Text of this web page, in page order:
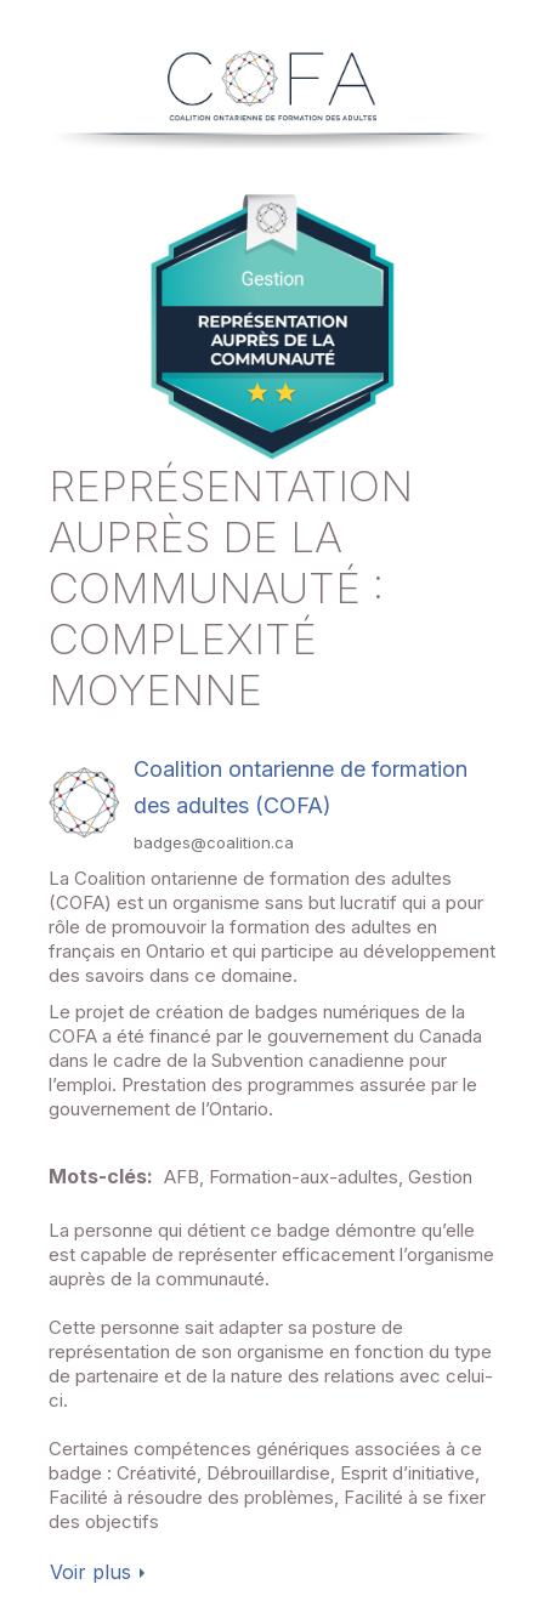
REPRÉSENTATION
AUPRÈS DE LA
COMMUNAUTÉ :
COMPLEXITÉ
MOYENNE
Coalition ontarienne de formation
des adultes (COFA)
badges@coalition.ca
La Coalition ontarienne de formation des adultes
(COFA) est un organisme sans but lucratif qui a pour
rôle de promouvoir la formation des adultes en
français en Ontario et qui participe au développement
des savoirs dans ce domaine.
Le projet de création de badges numériques de la
COFA a été financé par le gouvernement du Canada
dans le cadre de la Subvention canadienne pour
l’emploi. Prestation des programmes assurée par le
gouvernement de l’Ontario.
Mots-clés: AFB, Formation-aux-adultes, Gestion
La personne qui détient ce badge démontre qu’elle
est capable de représenter efficacement l’organisme
auprès de la communauté.
Cette personne sait adapter sa posture de
représentation de son organisme en fonction du type
de partenaire et de la nature des relations avec celui-
ci.
Certaines compétences génériques associées à ce
badge : Créativité, Débrouillardise, Esprit d’initiative,
Facilité à résoudre des problèmes, Facilité à se fixer
des objectifs
Voir plus